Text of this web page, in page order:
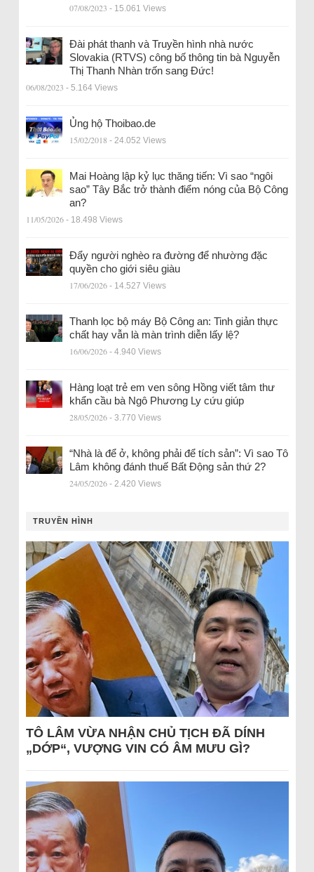
07/08/2023 - 15.061 Views
Đài phát thanh và Truyền hình nhà nước
Slovakia (RTVS) công bố thông tin bà Nguyễn
Thị Thanh Nhàn trốn sang Đức!
06/08/2023 - 5.164 Views
Ủng hộ Thoibao.de
15/02/2018 - 24.052 Views
Mai Hoàng lập kỷ lục thăng tiến: Vì sao “ngôi
sao” Tây Bắc trở thành điểm nóng của Bộ Công
an?
11/05/2026 - 18.498 Views
Đẩy người nghèo ra đường để nhường đặc
quyền cho giới siêu giàu
17/06/2026 - 14.527 Views
Thanh lọc bộ máy Bộ Công an: Tinh giản thực
chất hay vẫn là màn trình diễn lấy lệ?
16/06/2026 - 4.940 Views
Hàng loạt trẻ em ven sông Hồng viết tâm thư
khẩn cầu bà Ngô Phương Ly cứu giúp
28/05/2026 - 3.770 Views
“Nhà là để ở, không phải để tích sản”: Vì sao Tô
Lâm không đánh thuế Bất Động sản thứ 2?
24/05/2026 - 2.420 Views
TRUYỀN HÌNH
TÔ LÂM VỪA NHẬN CHỦ TỊCH ĐÃ DÍNH
„DỚP“, VƯỢNG VIN CÓ ÂM MƯU GÌ?